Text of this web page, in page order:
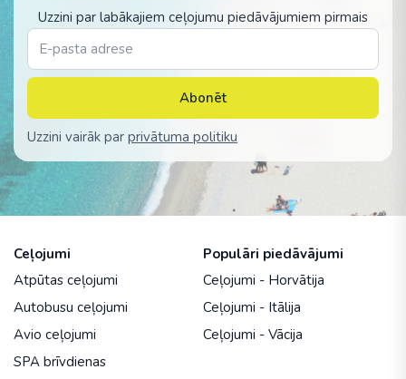
Uzzini par labākajiem ceļojumu piedāvājumiem pirmais
Abonēt
Uzzini vairāk par privātuma politiku
Ceļojumi
Atpūtas ceļojumi
Autobusu ceļojumi
Avio ceļojumi
SPA brīvdienas
Populāri piedāvājumi
Ceļojumi - Horvātija
Ceļojumi - Itālija
Ceļojumi - Vācija